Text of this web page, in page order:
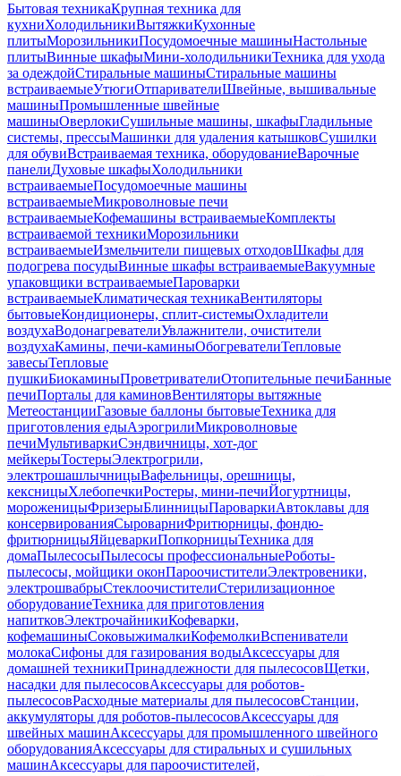
Бытовая техникаКрупная техника для
кухниХолодильникиВытяжкиКухонные
плитыМорозильникиПосудомоечные машиныНастольные
плитыВинные шкафыМини-холодильникиТехника для ухода
за одеждойСтиральные машиныСтиральные машины
встраиваемыеУтюгиОтпаривателиШвейные, вышивальные
машиныПромышленные швейные
машиныОверлокиСушильные машины, шкафыГладильные
системы, прессыМашинки для удаления катышковСушилки
для обувиВстраиваемая техника, оборудованиеВарочные
панелиДуховые шкафыХолодильники
встраиваемыеПосудомоечные машины
встраиваемыеМикроволновые печи
встраиваемыеКофемашины встраиваемыеКомплекты
встраиваемой техникиМорозильники
встраиваемыеИзмельчители пищевых отходовШкафы для
подогрева посудыВинные шкафы встраиваемыеВакуумные
упаковщики встраиваемыеПароварки
встраиваемыеКлиматическая техникаВентиляторы
бытовыеКондиционеры, сплит-системыОхладители
воздухаВодонагревателиУвлажнители, очистители
воздухаКамины, печи-каминыОбогревателиТепловые
завесыТепловые
пушкиБиокаминыПроветривателиОтопительные печиБанные
печиПорталы для каминовВентиляторы вытяжные
МетеостанцииГазовые баллоны бытовыеТехника для
приготовления едыАэрогрилиМикроволновые
печиМультиваркиСэндвичницы, хот-дог
мейкерыТостерыЭлектрогрили,
электрошашлычницыВафельницы, орешницы,
кексницыХлебопечкиРостеры, мини-печиЙогуртницы,
мороженицыФризерыБлинницыПароваркиАвтоклавы для
консервированияСыроварниФритюрницы, фондю-
фритюрницыЯйцеваркиПопкорницыТехника для
домаПылесосыПылесосы профессиональныеРоботы-
пылесосы, мойщики оконПароочистителиЭлектровеники,
электрошвабрыСтеклоочистителиСтерилизационное
оборудованиеТехника для приготовления
напитковЭлектрочайникиКофеварки,
кофемашиныСоковыжималкиКофемолкиВспениватели
молокаСифоны для газирования водыАксессуары для
домашней техникиПринадлежности для пылесосовЩетки,
насадки для пылесосовАксессуары для роботов-
пылесосовРасходные материалы для пылесосовСтанции,
аккумуляторы для роботов-пылесосовАксессуары для
швейных машинАксессуары для промышленного швейного
оборудованияАксессуары для стиральных и сушильных
машинАксессуары для пароочистителей,